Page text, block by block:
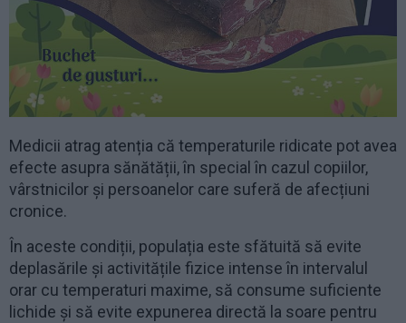
Medicii atrag atenția că temperaturile ridicate pot avea
efecte asupra sănătății, în special în cazul copiilor,
vârstnicilor și persoanelor care suferă de afecțiuni
cronice.
În aceste condiții, populația este sfătuită să evite
deplasările și activitățile fizice intense în intervalul
orar cu temperaturi maxime, să consume suficiente
lichide și să evite expunerea directă la soare pentru